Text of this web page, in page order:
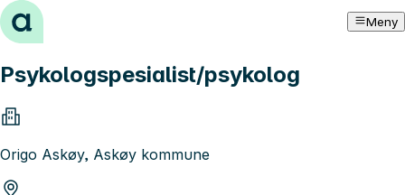
Hopp til innhold Meny
Psykologspesialist/psykolog
Origo Askøy, Askøy kommune